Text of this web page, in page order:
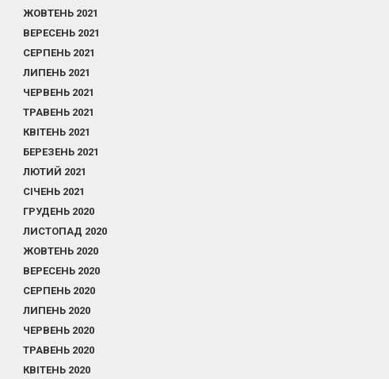
ЖОВТЕНЬ 2021
ВЕРЕСЕНЬ 2021
СЕРПЕНЬ 2021
ЛИПЕНЬ 2021
ЧЕРВЕНЬ 2021
ТРАВЕНЬ 2021
КВІТЕНЬ 2021
БЕРЕЗЕНЬ 2021
ЛЮТИЙ 2021
СІЧЕНЬ 2021
ГРУДЕНЬ 2020
ЛИСТОПАД 2020
ЖОВТЕНЬ 2020
ВЕРЕСЕНЬ 2020
СЕРПЕНЬ 2020
ЛИПЕНЬ 2020
ЧЕРВЕНЬ 2020
ТРАВЕНЬ 2020
КВІТЕНЬ 2020